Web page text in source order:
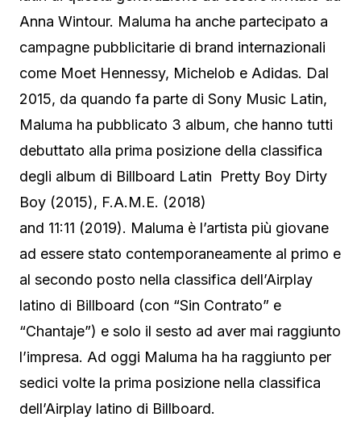
Anna Wintour. Maluma ha anche partecipato a
campagne pubblicitarie di brand internazionali
come Moet Hennessy, Michelob e Adidas. Dal
2015, da quando fa parte di Sony Music Latin,
Maluma ha pubblicato 3 album, che hanno tutti
debuttato alla prima posizione della classifica
degli album di Billboard Latin Pretty Boy Dirty
Boy (2015), F.A.M.E. (2018)
and 11:11 (2019). Maluma è l’artista più giovane
ad essere stato contemporaneamente al primo e
al secondo posto nella classifica dell’Airplay
latino di Billboard (con “Sin Contrato” e
“Chantaje”) e solo il sesto ad aver mai raggiunto
l’impresa. Ad oggi Maluma ha ha raggiunto per
sedici volte la prima posizione nella classifica
dell’Airplay latino di Billboard.